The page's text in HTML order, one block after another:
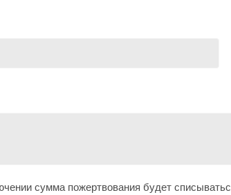
сумма пожертвования будет